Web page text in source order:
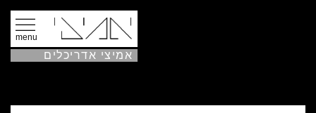
אמיצי אדריכלים
menu